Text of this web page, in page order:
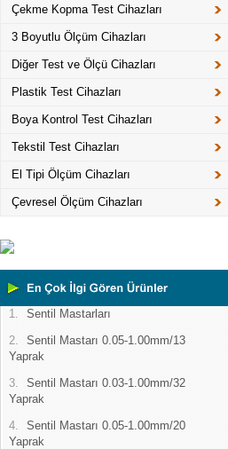
Çekme Kopma Test Cihazları
3 Boyutlu Ölçüm Cihazları
Diğer Test ve Ölçü Cihazları
Plastik Test Cihazları
Boya Kontrol Test Cihazları
Tekstil Test Cihazları
El Tipi Ölçüm Cihazları
Çevresel Ölçüm Cihazları
1.
Sentil Mastarları
2.
Sentil Mastarı 0.05-1.00mm/13
Yaprak
3.
Sentil Mastarı 0.03-1.00mm/32
Yaprak
4.
Sentil Mastarı 0.05-1.00mm/20
Yaprak